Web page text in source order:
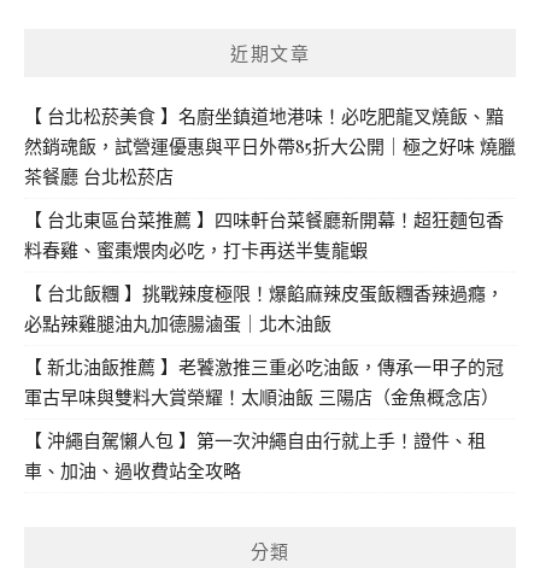
近期文章
【 台北松菸美食 】名廚坐鎮道地港味！必吃肥龍叉燒飯、黯
然銷魂飯，試營運優惠與平日外帶85折大公開｜極之好味 燒臘
茶餐廳 台北松菸店
【 台北東區台菜推薦 】四味軒台菜餐廳新開幕！超狂麵包香
料春雞、蜜棗煨肉必吃，打卡再送半隻龍蝦
【 台北飯糰 】挑戰辣度極限！爆餡麻辣皮蛋飯糰香辣過癮，
必點辣雞腿油丸加德腸滷蛋｜北木油飯
【 新北油飯推薦 】老饕激推三重必吃油飯，傳承一甲子的冠
軍古早味與雙料大賞榮耀！太順油飯 三陽店（金魚概念店）
【 沖繩自駕懶人包 】第一次沖繩自由行就上手！證件、租
車、加油、過收費站全攻略
分類